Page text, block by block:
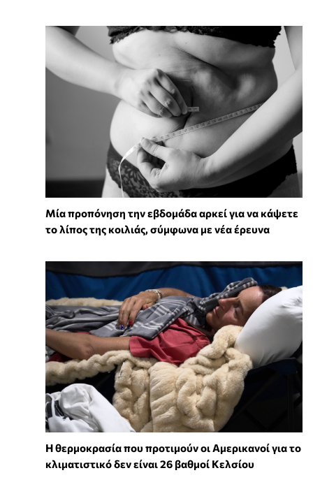
Μία προπόνηση την εβδομάδα αρκεί για να κάψετε
το λίπος της κοιλιάς, σύμφωνα με νέα έρευνα
Η θερμοκρασία που προτιμούν οι Αμερικανοί για το
κλιματιστικό δεν είναι 26 βαθμοί Κελσίου